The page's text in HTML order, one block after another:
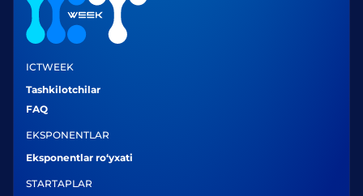
ICTWEEK
Tashkilotchilar
FAQ
EKSPONENTLAR
Eksponentlar ro‘yxati
STARTAPLAR